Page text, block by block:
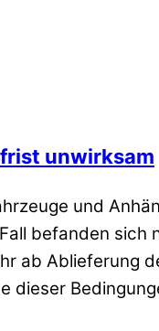
unwirksam
und
befanden
ab Ablieferung